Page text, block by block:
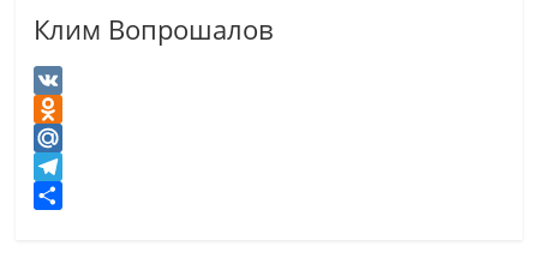
Клим Вопрошалов
V
K
O
d
n
M
a
T